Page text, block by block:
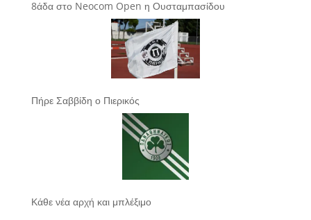
8άδα στο Neocom Open η Ουσταμπασίδου
Πήρε Σαββίδη ο Πιερικός
Κάθε νέα αρχή και μπλέξιμο